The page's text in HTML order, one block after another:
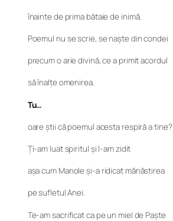
înainte de prima bătaie de inimă.
Poemul nu se scrie, se naște din condei
precum o arie divină, ce a primit acordul
să înalțe omenirea.
Tu…
oare știi că poemul acesta respiră a tine?
Ți-am luat spiritul și l-am zidit
așa cum Manole și-a ridicat mănăstirea
pe sufletul Anei.
Te-am sacrificat ca pe un miel de Paște